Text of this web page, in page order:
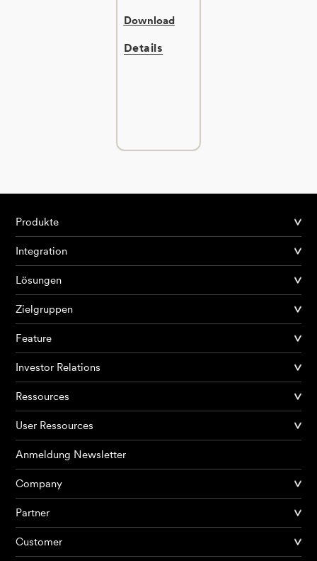
Produkte
Download
Details
Produkte
Integration
Lösungen
Zielgruppen
Feature
Investor Relations
Ressources
User Ressources
Anmeldung Newsletter
Company
Partner
Customer